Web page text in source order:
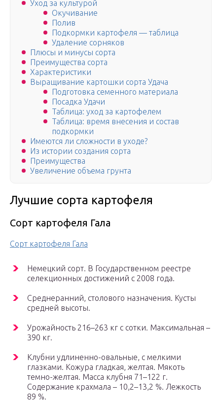
Уход за культурой
Окучивание
Полив
Подкормки картофеля — таблица
Удаление сорняков
Плюсы и минусы сорта
Преимущества сорта
Характеристики
Выращивание картошки сорта Удача
Подготовка семенного материала
Посадка Удачи
Таблица: уход за картофелем
Таблица: время внесения и состав
подкормки
Имеются ли сложности в уходе?
Из истории создания сорта
Преимущества
Увеличение объема грунта
Лучшие сорта картофеля
Сорт картофеля Гала
Сорт картофеля Гала
Немецкий сорт. В Государственном реестре
селекционных достижений с 2008 года.
Среднеранний, столового назначения. Кусты
средней высоты.
Урожайность 216–263 кг с сотки. Максимальная –
390 кг.
Клубни удлиненно-овальные, с мелкими
глазками. Кожура гладкая, желтая. Мякоть
темно-желтая. Масса клубня 71–122 г.
Содержание крахмала – 10,2–13,2 %. Лежкость
89 %.